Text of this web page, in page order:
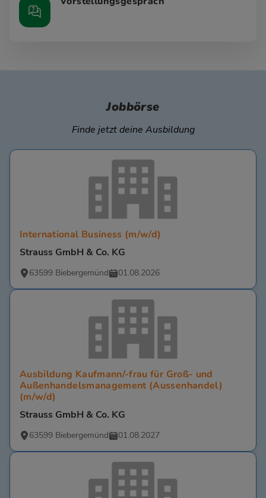
Jobbörse
Finde jetzt deine Ausbildung
International Business (m/w/d)
Strauss GmbH & Co. KG
63599 Biebergemünd 01.08.2026
Ausbildung Kaufmann/-frau für Groß- und
Außenhandelsmanagement (Aussenhandel)
(m/w/d)
Strauss GmbH & Co. KG
63599 Biebergemünd 01.08.2027